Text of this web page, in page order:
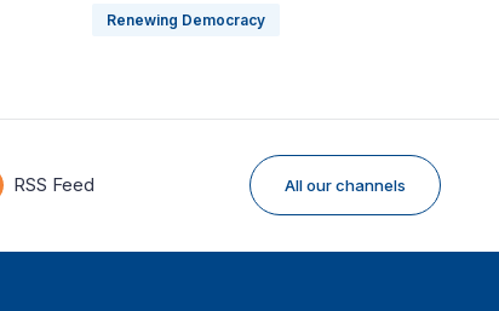
Renewing Democracy
RSS Feed All our channels